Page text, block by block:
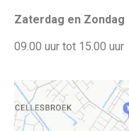
Zaterdag en Zondag
09.00 uur tot 15.00 uur